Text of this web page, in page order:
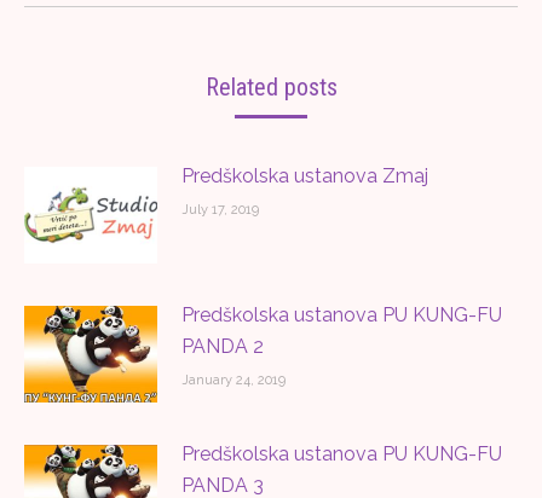
Related posts
Predškolska ustanova Zmaj
July 17, 2019
Predškolska ustanova PU KUNG-FU
PANDA 2
January 24, 2019
Predškolska ustanova PU KUNG-FU
PANDA 3